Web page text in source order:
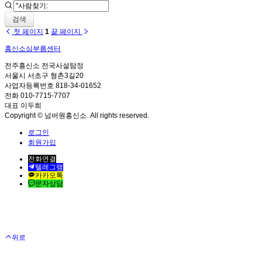
검색
첫 페이지 1 끝 페이지
흥신소심부름센터
전주흥신소 전국사설탐정
서울시 서초구 형촌3길20
사업자등록번호 818-34-01652
전화 010-7715-7707
대표 이두희
Copyright © 넘버원흥신소. All rights reserved.
로그인
회원가입
전화연결
텔레그램
카카오톡
문자상담
위로